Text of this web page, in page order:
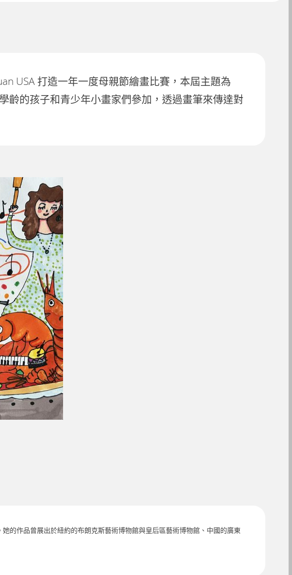
USA 打造一年一度母親節繪畫比賽，本屆主題為
齡的孩子和青少年小畫家們參加，透過畫筆來傳達對
的作品曾展出於紐約的布朗克斯藝術博物館與皇后區藝術博物館、中國的廣東